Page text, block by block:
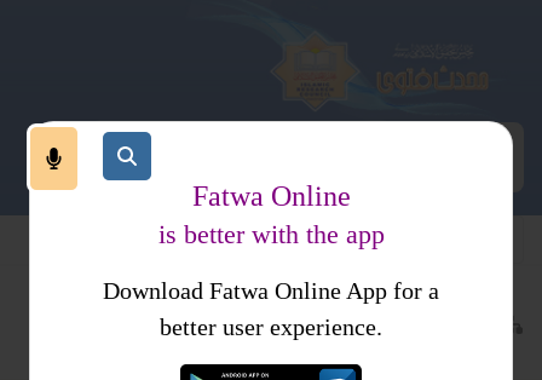
نماز نماز قصر
Fatwa Online
is better with the app
Download Fatwa Online App for a
better user experience.